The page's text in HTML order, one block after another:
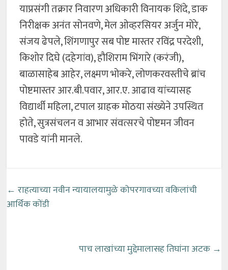
याप्रसंगी तक्रार निवारण अधिकारी विनायक शिंदे, डाक
निरीक्षक अनंत सोनवणे, मेल ओव्हरसियर अर्जुन मोरे,
संजय ढेपले, शिंगणापुर सब पोष्ट मास्तर रविंद्र परदेशी,
किशोर दिघे (दहेगांव), हौशिराम भिंगारे (करंजी),
बाळासाहेब आहेर, लक्ष्मण भोकरे, लोणकरवस्तीचे ब्रांच
पोष्टमास्तर आर.बी.पवार, आर.ए. आढाव यांच्यासह
विद्यार्थी महिला, टपाल ग्राहक मोठया संख्येने उपस्थित
होते, सुत्रसंचलन व आभार संवत्सरचे पोष्टमन जीवन
पावडे यांनी मानले.
← राहत्याच्या नवीन न्यायालयामुळे कोपरगावच्या वकिलांची
आर्थिक कोंडी
पाच लाखांच्या मुद्देमालासह तिघांना अटक →